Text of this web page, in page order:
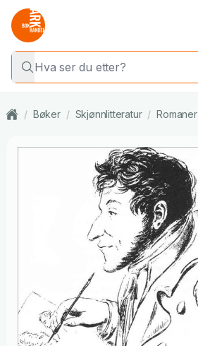
/ Bøker / Skjønnlitteratur / Romaner